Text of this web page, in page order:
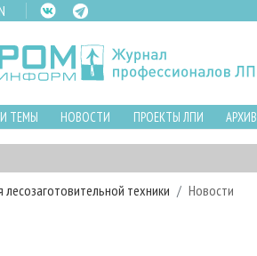
ТЕМЫ НОВОСТИ ПРОЕКТЫ ЛПИ АРХИВ
техники
Новости